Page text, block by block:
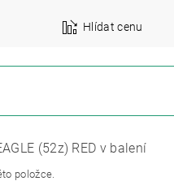
Hlídat cenu
(52z) RED v balení
položce.